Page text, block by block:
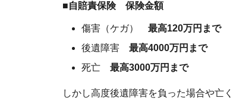
■自賠責保険 保険金額
傷害（ケガ）
最高120万円まで
後遺障害 最高4000万円まで
死亡 最高3000万円まで
しかし高度後遺障害を負った場合や亡